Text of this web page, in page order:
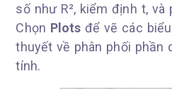
số như R², kiểm định t, và
Chọn Plots để vẽ các
thuyết về phân phối phần
tính.